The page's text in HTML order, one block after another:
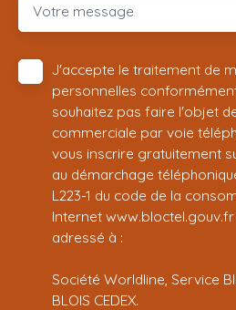
Votre message
J'accepte le traitement de
personnelles conformément
souhaitez pas faire l'objet
commerciale par voie
vous inscrire gratuitement
au démarchage
L223-1 du code de la
Internet
adressé à :
Société Worldline, Service
BLOIS CEDEX.